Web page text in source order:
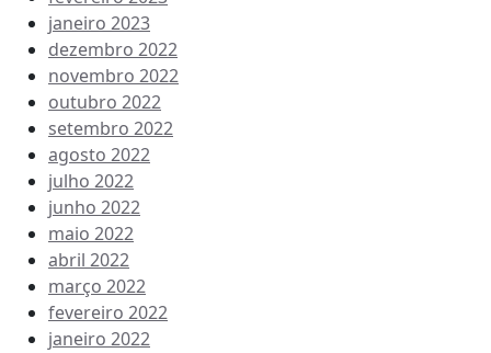
janeiro 2023
dezembro 2022
novembro 2022
outubro 2022
setembro 2022
agosto 2022
julho 2022
junho 2022
maio 2022
abril 2022
março 2022
fevereiro 2022
janeiro 2022